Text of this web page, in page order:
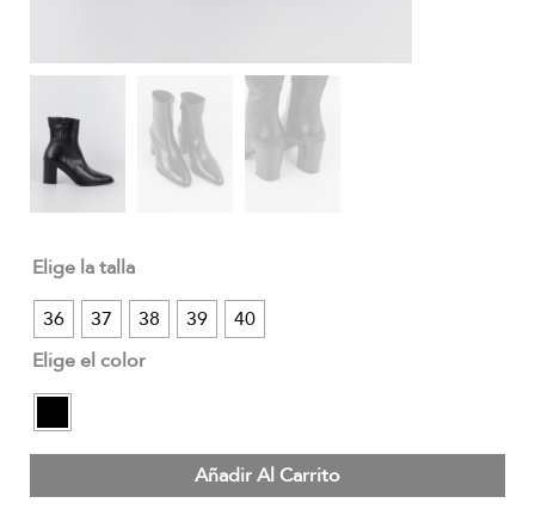
Elige la talla
36
37 38 39
40
Elige el color
Añadir Al Carrito